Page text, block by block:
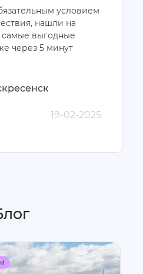
условием
нашли на
самые выгодные
через 5 минут
19-02-2025